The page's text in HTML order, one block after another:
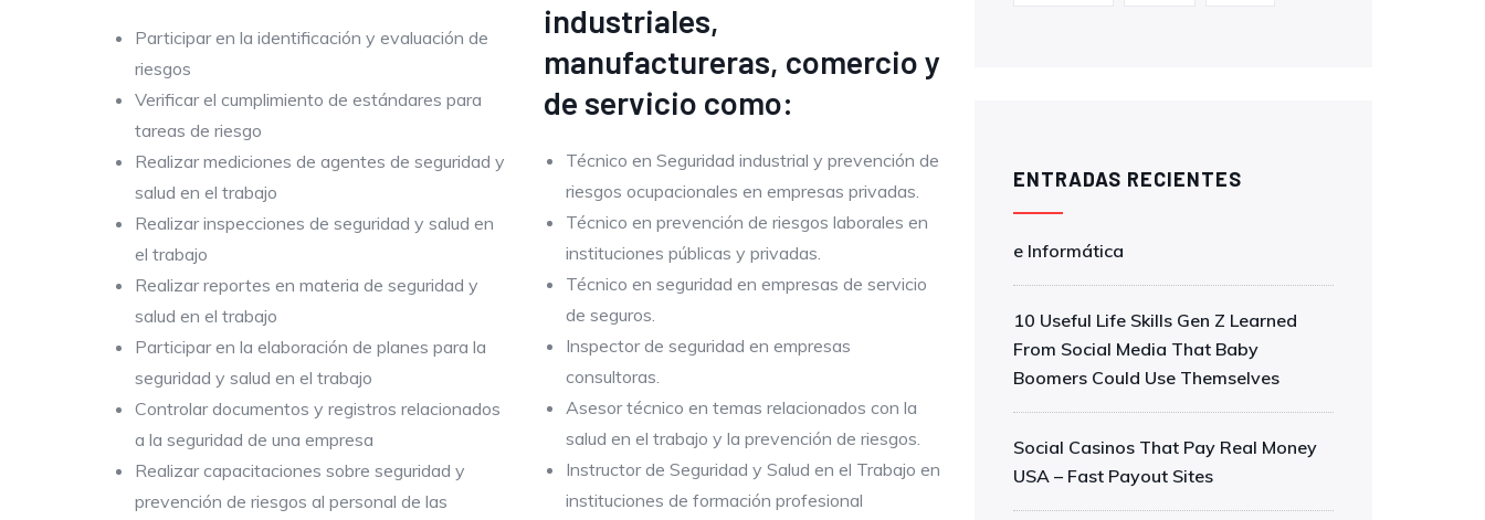
Participar en la identificación y evaluación de
riesgos
Verificar el cumplimiento de estándares para
tareas de riesgo
Realizar mediciones de agentes de seguridad y
salud en el trabajo
Realizar inspecciones de seguridad y salud en
el trabajo
Realizar reportes en materia de seguridad y
salud en el trabajo
Participar en la elaboración de planes para la
seguridad y salud en el trabajo
Controlar documentos y registros relacionados
a la seguridad de una empresa
Realizar capacitaciones sobre seguridad y
prevención de riesgos al personal de las
industriales,
manufactureras, comercio y
de servicio como:
Técnico en Seguridad industrial y prevención de
riesgos ocupacionales en empresas privadas.
Técnico en prevención de riesgos laborales en
instituciones públicas y privadas.
Técnico en seguridad en empresas de servicio
de seguros.
Inspector de seguridad en empresas
consultoras.
Asesor técnico en temas relacionados con la
salud en el trabajo y la prevención de riesgos.
Instructor de Seguridad y Salud en el Trabajo en
instituciones de formación profesional
ENTRADAS RECIENTES
e Informática
10 Useful Life Skills Gen Z Learned
From Social Media That Baby
Boomers Could Use Themselves
Social Casinos That Pay Real Money
USA – Fast Payout Sites